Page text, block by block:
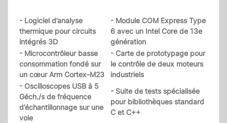
- Logiciel d’analyse
thermique pour circuits
intégrés 3D
- Module COM Express Type
6 avec un Intel Core de 13e
génération
- Microcontrôleur basse
consommation fondé sur
un cœur Arm Cortex-M23
- Carte de prototypage pour
le contrôle de deux moteurs
industriels
- Oscilloscopes USB à 5
Géch./s de fréquence
d’échantillonnage sur une
voie
- Suite de tests spécialisée
pour bibliothèques standard
C et C++